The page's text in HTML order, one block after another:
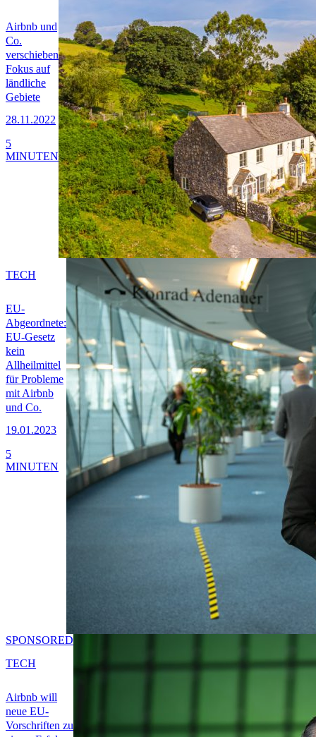
Airbnb und
Co.
verschieben
Fokus auf
ländliche
Gebiete
28.11.2022
5
MINUTEN
EU-
Abgeordnete:
EU-Gesetz
kein
Allheilmittel
für Probleme
mit Airbnb
und Co.
19.01.2023
TECH
5
MINUTEN
Airbnb will
neue EU-
Vorschriften zu
SPONSORED
TECH